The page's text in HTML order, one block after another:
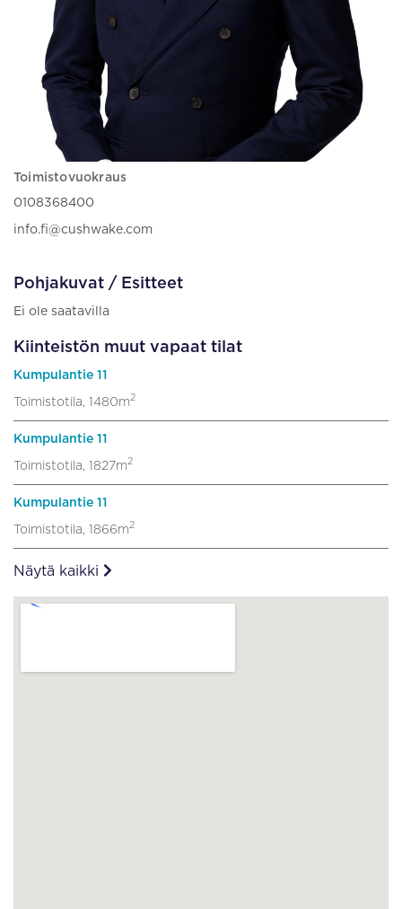
Toimistovuokraus
0108368400
info.fi@cushwake.com
Pohjakuvat / Esitteet
Ei ole saatavilla
Kiinteistön muut vapaat tilat
Kumpulantie 11
Toimistotila, 1480m2
Kumpulantie 11
Toimistotila, 1827m2
Kumpulantie 11
Toimistotila, 1866m2
Näytä kaikki